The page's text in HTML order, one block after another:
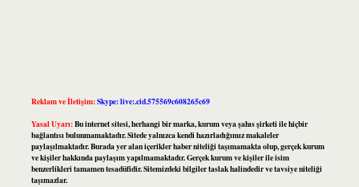
Reklam ve İletişim:Skype: live:.cid.575569c608265c69
Yasal Uyarı:Bu internet sitesi, herhangi bir marka, kurum veya şahıs şirketi ile hiçbir
bağlantısı bulunmamaktadır. Sitede yalnızca kendi hazırladığımız makaleler
paylaşılmaktadır. Burada yer alan içerikler haber niteliği taşımamakta olup, gerçek kurum
ve kişiler hakkında paylaşım yapılmamaktadır. Gerçek kurum ve kişiler ile isim
benzerlikleri tamamen tesadüfidir. Sitemizdeki bilgiler taslak halindedir ve tavsiye niteliği
taşımazlar.